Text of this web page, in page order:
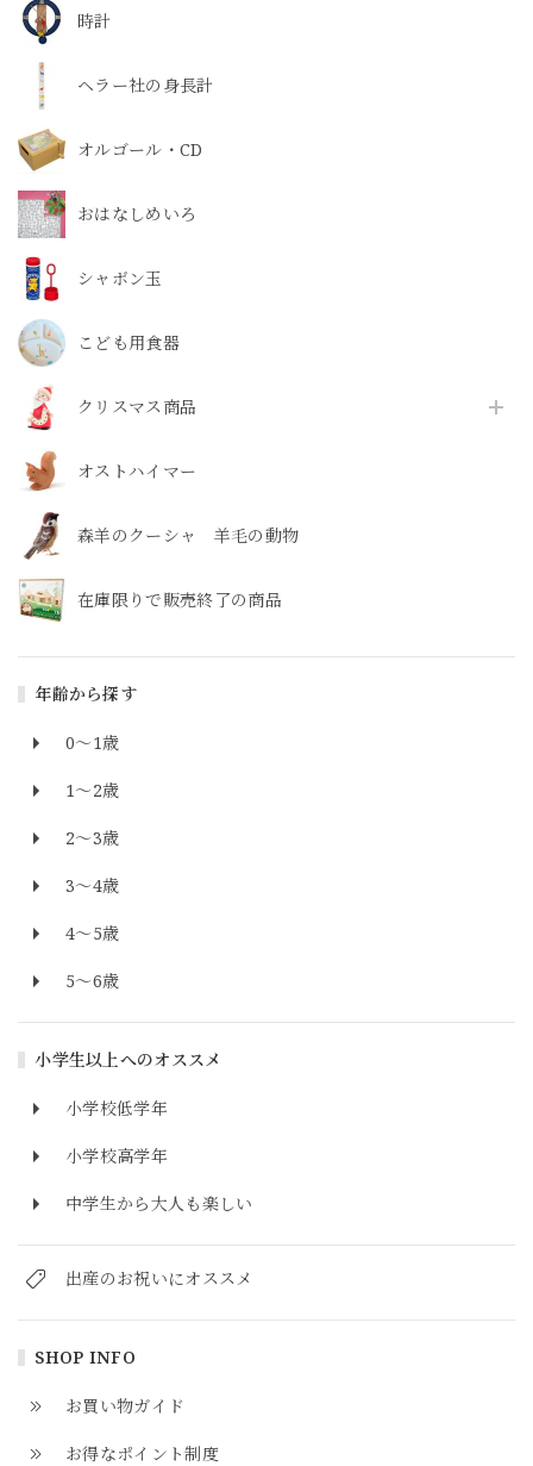
時計
ヘラー社の身長計
オルゴール・CD
おはなしめいろ
シャボン玉
こども用食器
クリスマス商品
オストハイマー
森羊のクーシャ 羊毛の動物
在庫限りで販売終了の商品
年齢から探す
0～1歳
1～2歳
2～3歳
3～4歳
4～5歳
5～6歳
小学生以上へのオススメ
小学校低学年
小学校高学年
中学生から大人も楽しい
出産のお祝いにオススメ
SHOP INFO
お買い物ガイド
お得なポイント制度